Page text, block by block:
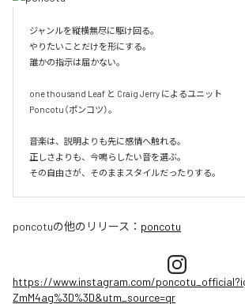
ジャンルを縦横無尽に駆け回る。
やりたいことだけを形にする。
誰かの指示は届かない。
one thousand Leaf と Craig Jerry によるユニット
Poncotu（ポンコツ）。
音楽は、説明よりも先に感情へ触れる。
正しさよりも、今鳴らしたい音を選ぶ。
その自由さが、そのままスタイルだったりする。
poncotuの他のリリース： poncotu
https://www.instagram.com/
ZmM4ag%3D%3D&utm_source=qr